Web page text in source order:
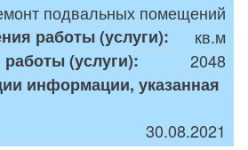
подвальных помещений
работы (услуги):
кв.м
(услуги):
2048
информации, указанная
30.08.2021